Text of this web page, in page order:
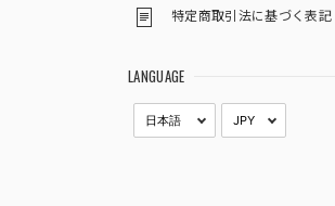
特定商取引法に基づく表記
LANGUAGE